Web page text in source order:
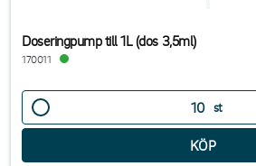
Doseringpump till 1L (dos 3,5ml)
170011
st